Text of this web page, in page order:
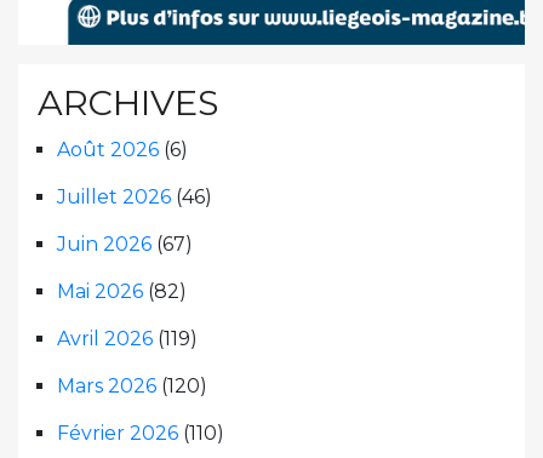
ARCHIVES
Août 2026 (6)
Juillet 2026 (46)
Juin 2026 (67)
Mai 2026 (82)
Avril 2026 (119)
Mars 2026 (120)
Février 2026 (110)